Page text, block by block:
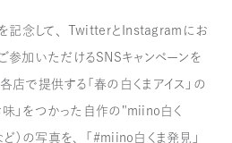
を記念して、TwitterとInstagramにお
参加いただけるSNSキャンペーンを
店で提供する「春の白くまアイス」の
」をつかった自作の"miino白く
）の写真を、「＃miino白くま発見」